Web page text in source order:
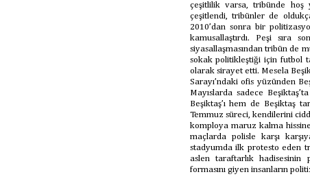
çeşitlilik varsa, tribünde hoş
çeşitlendi, tribünler de
2010’dan sonra bir
kamusallaştırdı. Peşi sıra
siyasallaşmasından tribün de
sokak politikleştiği için futbol
olarak sirayet etti. Mesela
Sarayı’ndaki ofis yüzünden
Mayıslarda sadece
Beşiktaş’ı hem de Beşiktaş
Temmuz süreci, kendilerini
komploya maruz kalma
maçlarda polisle karşı
stadyumda ilk protesto eden
aslen taraftarlık
formasını giyen insanların